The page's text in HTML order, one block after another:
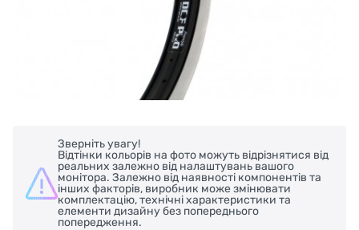
Зверніть увагу!
Відтінки кольорів на фото можуть відрізнятися від
реальних залежно від налаштувань вашого
монітора. Залежно від наявності компонентів та
інших факторів, виробник може змінювати
комплектацію, технічні характеристики та
елементи дизайну без попереднього
попередження.